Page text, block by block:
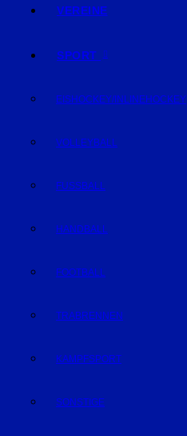
VEREINE
SPORT
EISHOCKEY/INLINEHOCKEY
VOLLEYBALL
FUSSBALL
HANDBALL
FOOTBALL
TRABRENNEN
KAMPFSPORT
SONSTIGE